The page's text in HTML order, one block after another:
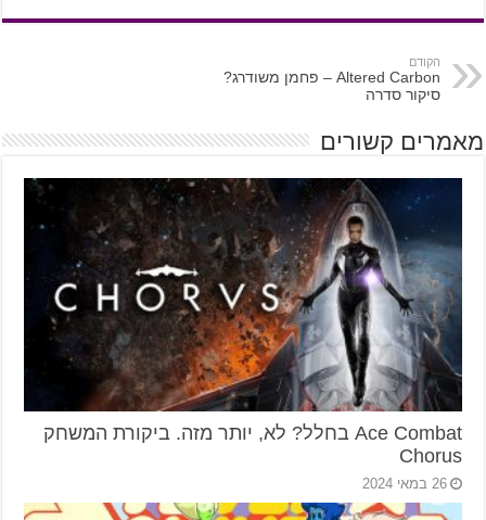
הקודם
Altered Carbon – פחמן משודרג?
סיקור סדרה
מאמרים קשורים
Ace Combat בחלל? לא, יותר מזה. ביקורת המשחק
Chorus
26 במאי 2024